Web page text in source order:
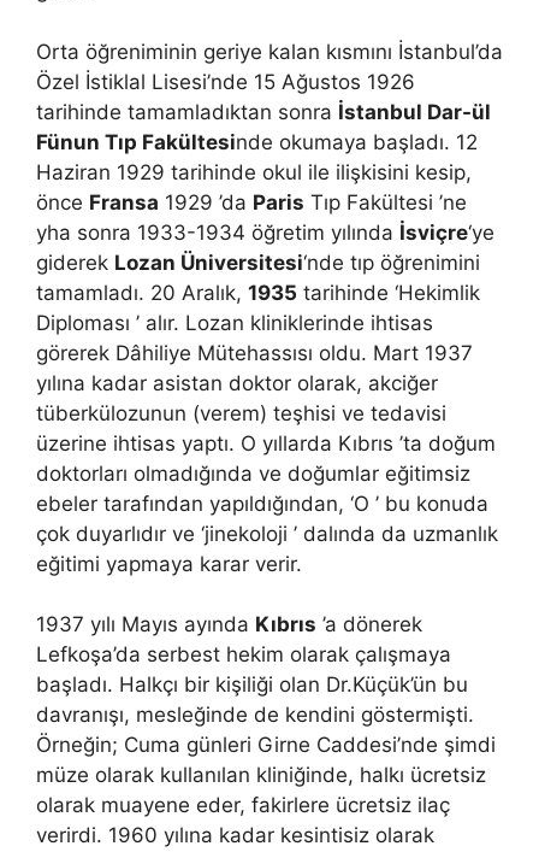
Orta öğreniminin geriye kalan kısmını İstanbul’da
Özel İstiklal Lisesi’nde 15 Ağustos 1926
tarihinde tamamladıktan sonra İstanbul Dar-ül
Fünun Tıp Fakültesinde okumaya başladı. 12
Haziran 1929 tarihinde okul ile ilişkisini kesip,
önce Fransa 1929 ’da Paris Tıp Fakültesi ’ne
yha sonra 1933-1934 öğretim yılında İsviçre‘ye
giderek Lozan Üniversitesi‘nde tıp öğrenimini
tamamladı. 20 Aralık, 1935 tarihinde ‘Hekimlik
Diploması ’ alır. Lozan kliniklerinde ihtisas
görerek Dâhiliye Mütehassısı oldu. Mart 1937
yılına kadar asistan doktor olarak, akciğer
tüberkülozunun (verem) teşhisi ve tedavisi
üzerine ihtisas yaptı. O yıllarda Kıbrıs ’ta doğum
doktorları olmadığında ve doğumlar eğitimsiz
ebeler tarafından yapıldığından, ‘O ’ bu konuda
çok duyarlıdır ve ‘jinekoloji ’ dalında da uzmanlık
eğitimi yapmaya karar verir.
1937 yılı Mayıs ayında Kıbrıs ’a dönerek
Lefkoşa’da serbest hekim olarak çalışmaya
başladı. Halkçı bir kişiliği olan Dr.Küçük’ün bu
davranışı, mesleğinde de kendini göstermişti.
Örneğin; Cuma günleri Girne Caddesi’nde şimdi
müze olarak kullanılan kliniğinde, halkı ücretsiz
olarak muayene eder, fakirlere ücretsiz ilaç
verirdi. 1960 yılına kadar kesintisiz olarak